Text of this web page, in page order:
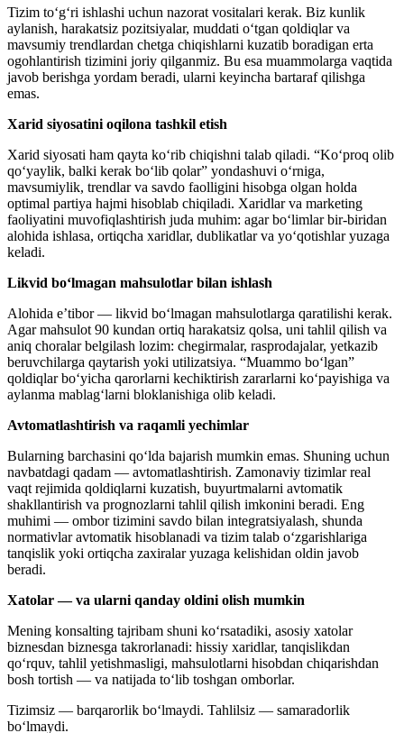
Tizim to‘g‘ri ishlashi uchun nazorat vositalari kerak. Biz kunlik
aylanish, harakatsiz pozitsiyalar, muddati o‘tgan qoldiqlar va
mavsumiy trendlardan chetga chiqishlarni kuzatib boradigan erta
ogohlantirish tizimini joriy qilganmiz. Bu esa muammolarga vaqtida
javob berishga yordam beradi, ularni keyincha bartaraf qilishga
emas.
Xarid siyosatini oqilona tashkil etish
Xarid siyosati ham qayta ko‘rib chiqishni talab qiladi. “Ko‘proq olib
qo‘yaylik, balki kerak bo‘lib qolar” yondashuvi o‘rniga,
mavsumiylik, trendlar va savdo faolligini hisobga olgan holda
optimal partiya hajmi hisoblab chiqiladi. Xaridlar va marketing
faoliyatini muvofiqlashtirish juda muhim: agar bo‘limlar bir-biridan
alohida ishlasa, ortiqcha xaridlar, dublikatlar va yo‘qotishlar yuzaga
keladi.
Likvid bo‘lmagan mahsulotlar bilan ishlash
Alohida e’tibor — likvid bo‘lmagan mahsulotlarga qaratilishi kerak.
Agar mahsulot 90 kundan ortiq harakatsiz qolsa, uni tahlil qilish va
aniq choralar belgilash lozim: chegirmalar, rasprodajalar, yetkazib
beruvchilarga qaytarish yoki utilizatsiya. “Muammo bo‘lgan”
qoldiqlar bo‘yicha qarorlarni kechiktirish zararlarni ko‘payishiga va
aylanma mablag‘larni bloklanishiga olib keladi.
Avtomatlashtirish va raqamli yechimlar
Bularning barchasini qo‘lda bajarish mumkin emas. Shuning uchun
navbatdagi qadam — avtomatlashtirish. Zamonaviy tizimlar real
vaqt rejimida qoldiqlarni kuzatish, buyurtmalarni avtomatik
shakllantirish va prognozlarni tahlil qilish imkonini beradi. Eng
muhimi — ombor tizimini savdo bilan integratsiyalash, shunda
normativlar avtomatik hisoblanadi va tizim talab o‘zgarishlariga
tanqislik yoki ortiqcha zaxiralar yuzaga kelishidan oldin javob
beradi.
Xatolar — va ularni qanday oldini olish mumkin
Mening konsalting tajribam shuni ko‘rsatadiki, asosiy xatolar
biznesdan biznesga takrorlanadi: hissiy xaridlar, tanqislikdan
qo‘rquv, tahlil yetishmasligi, mahsulotlarni hisobdan chiqarishdan
bosh tortish — va natijada to‘lib toshgan omborlar.
Tizimsiz — barqarorlik bo‘lmaydi. Tahlilsiz — samaradorlik
bo‘lmaydi.